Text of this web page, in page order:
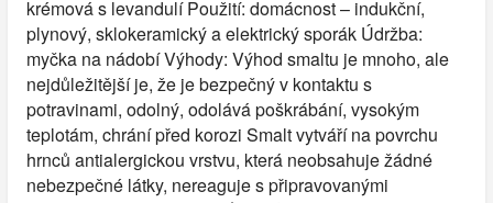
krémová s levandulí Použití: domácnost – indukční,
plynový, sklokeramický a elektrický sporák Údržba:
myčka na nádobí Výhody: Výhod smaltu je mnoho, ale
nejdůležitější je, že je bezpečný v kontaktu s
potravinami, odolný, odolává poškrábání, vysokým
teplotám, chrání před korozi Smalt vytváří na povrchu
hrnců antialergickou vrstvu, která neobsahuje žádné
nebezpečné látky, nereaguje s připravovanými